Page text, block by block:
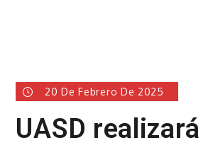
20 De Febrero De 2025
UASD realizará